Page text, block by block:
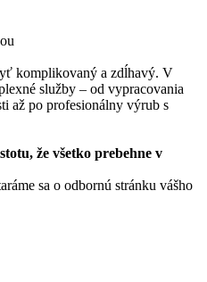
komplikovaný a zdĺhavý. V
služby – od vypracovania
až po profesionálny výrub s
že všetko prebehne v
sa o odbornú stránku vášho